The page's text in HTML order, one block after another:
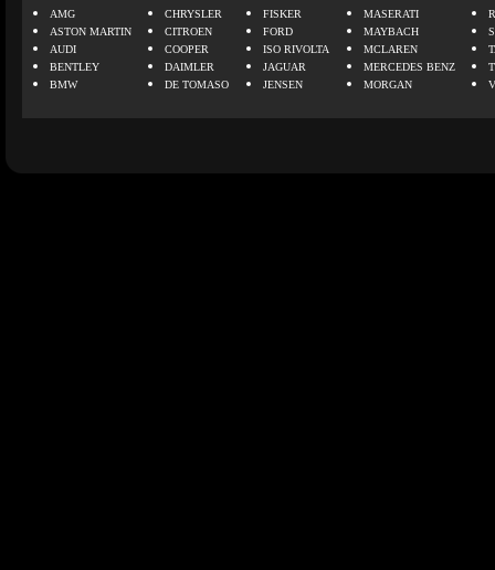
AMG
ASTON MARTIN
AUDI
BENTLEY
BMW
CHRYSLER
CITROEN
COOPER
DAIMLER
DE TOMASO
FISKER
FORD
ISO RIVOLTA
JAGUAR
JENSEN
MASERATI
MAYBACH
MCLAREN
MERCEDES BENZ
MORGAN